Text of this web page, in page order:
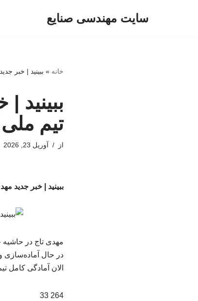
سایت مهندسی صنایع
خانه » ببینید | خبر
ببینید
تیم
از آوریل 23, 2026
ببینید | خبر جدید
مهدی تاج در
در حال آماده‌سازی
الان آمادگی کامل
264 33